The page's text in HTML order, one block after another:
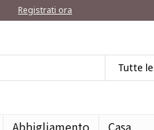
Registrati ora
Tutte
Abbigliamento Casa,